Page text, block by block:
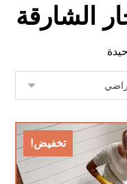
الشارقة
تخفيض!